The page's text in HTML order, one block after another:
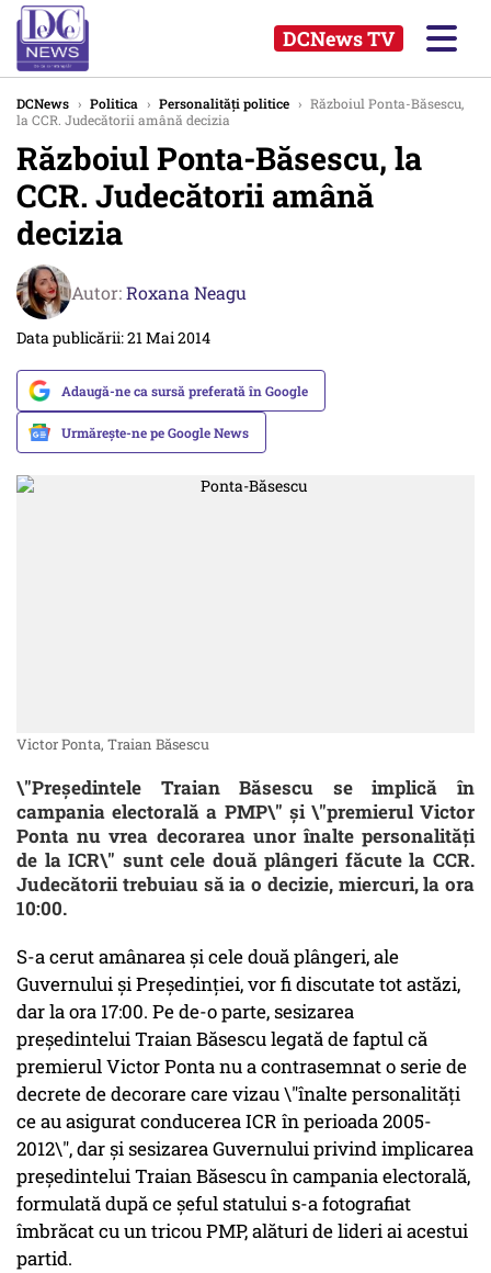
DCNews TV
DCNews › Politica › Personalități politice › Războiul Ponta-Băsescu,
la CCR. Judecătorii amână decizia
Războiul Ponta-Băsescu, la
CCR. Judecătorii amână
decizia
Autor:Roxana Neagu
Data publicării: 21 Mai 2014
Adaugă-ne ca sursă preferată în Google
Urmărește-ne pe Google News
Victor Ponta, Traian Băsescu
\"Președintele Traian Băsescu se implică în
campania electorală a PMP\" și \"premierul Victor
Ponta nu vrea decorarea unor înalte personalități
de la ICR\" sunt cele două plângeri făcute la CCR.
Judecătorii trebuiau să ia o decizie, miercuri, la ora
10:00.
S-a cerut amânarea și cele două plângeri, ale
Guvernului și Președinției, vor fi discutate tot astăzi,
dar la ora 17:00. Pe de-o parte, sesizarea
preşedintelui Traian Băsescu legată de faptul că
premierul Victor Ponta nu a contrasemnat o serie de
decrete de decorare care vizau \"înalte personalităţi
ce au asigurat conducerea ICR în perioada 2005-
2012\", dar și sesizarea Guvernului privind implicarea
preşedintelui Traian Băsescu în campania electorală,
formulată după ce şeful statului s-a fotografiat
îmbrăcat cu un tricou PMP, alături de lideri ai acestui
partid.